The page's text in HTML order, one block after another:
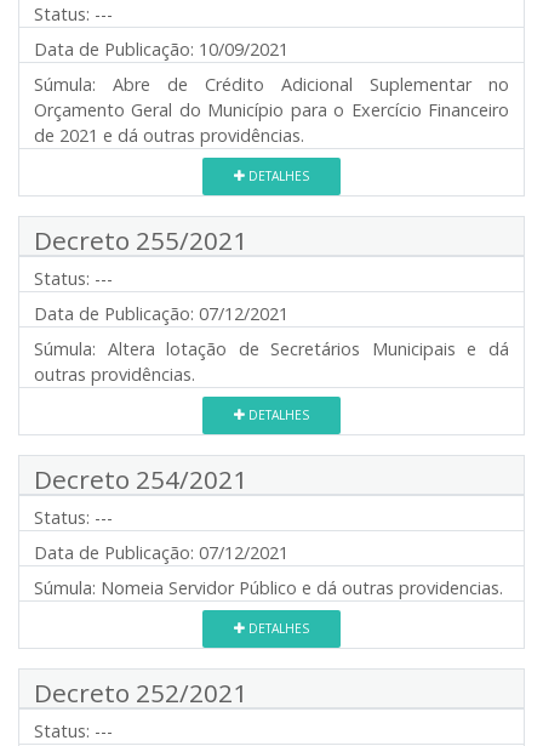
Status: ---
Data de Publicação: 10/09/2021
Súmula: Abre de Crédito Adicional Suplementar no
Orçamento Geral do Município para o Exercício Financeiro
de 2021 e dá outras providências.
DETALHES
Decreto 255/2021
Status: ---
Data de Publicação: 07/12/2021
Súmula: Altera lotação de Secretários Municipais e dá
outras providências.
DETALHES
Decreto 254/2021
Status: ---
Data de Publicação: 07/12/2021
Súmula: Nomeia Servidor Público e dá outras providencias.
DETALHES
Decreto 252/2021
Status: ---